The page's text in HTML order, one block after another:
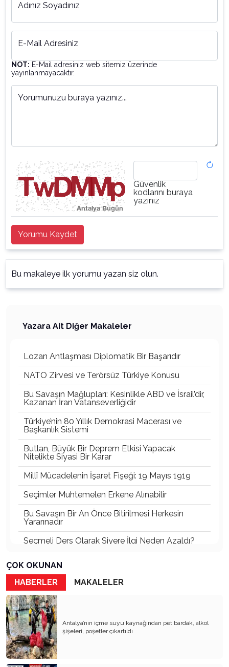
Adınız Soyadınız
E-Mail Adresiniz
NOT: E-Mail adresiniz web sitemiz üzerinde
yayınlanmayacaktır.
Yorumunuzu buraya yazınız...
Güvenlik
kodlarını buraya
yazınız
Yorumu Kaydet
Bu makaleye ilk yorumu yazan siz olun.
Yazara Ait Diğer Makaleler
Lozan Antlaşması Diplomatik Bir Başarıdır
NATO Zirvesi ve Terörsüz Türkiye Konusu
Bu Savaşın Mağlupları: Kesinlikle ABD ve İsrail’dir,
Kazanan İran Vatanseverliğidir
Türkiye’nin 80 Yıllık Demokrasi Macerası ve
Başkanlık Sistemi
Butlan, Büyük Bir Deprem Etkisi Yapacak
Nitelikte Siyasi Bir Karar
Millî Mücadelenin İşaret Fişeği: 19 Mayıs 1919
Seçimler Muhtemelen Erkene Alınabilir
Bu Savaşın Bir An Önce Bitirilmesi Herkesin
Yararınadır
Seçmeli Ders Olarak Siyere İlgi Neden Azaldı?
İki Menfur Saldırı ve Katliam Çok Yönlü
İncelenmelidir
Bu Savaşta Kazananlar, Kaybedenler ve Türkiye
Üzerine Etkileri
Öcalan ve Dem Nasıl Bir Türkiye İstiyor?
Abd’de Bu Ses İlk Defa Duyuluyor
Psikiyatrik Sorunları Olan İki Ruh Hastası
Siyasetçi Dünyayı Felakete Sürüklüyor
ÇOK OKUNAN
HABERLER
MAKALELER
Antalya’nın içme suyu kaynağından pet bardak, alkol
şişeleri, poşetler çıkartıldı